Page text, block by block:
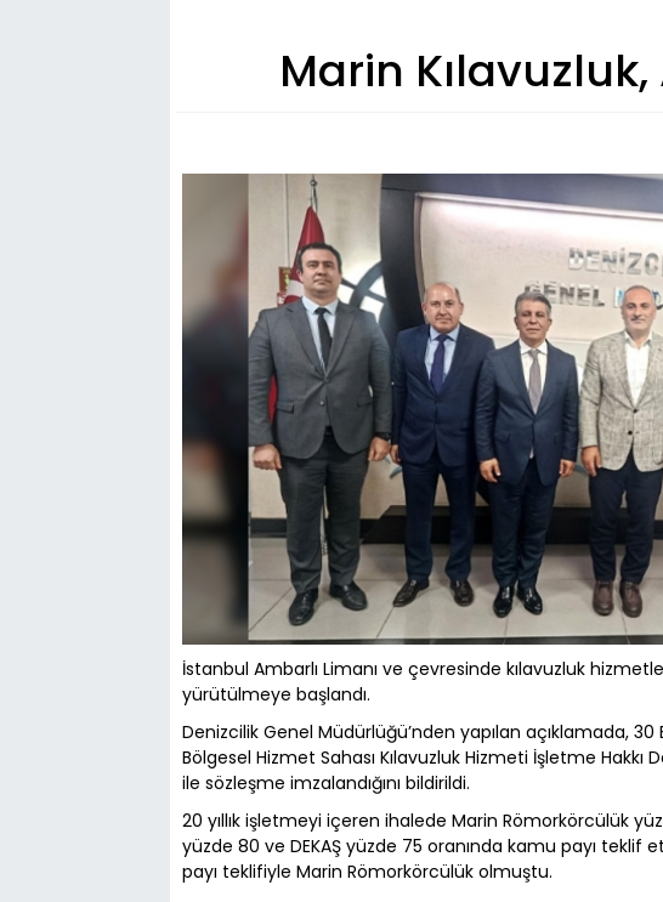
Marin
İstanbul Ambarlı Limanı ve çevresinde kılavuzluk
yürütülmeye başlandı.
Denizcilik Genel Müdürlüğü’nden yapılan açıklamada, 30
Bölgesel Hizmet Sahası Kılavuzluk Hizmeti İşletme Hakkı
ile sözleşme imzalandığını bildirildi.
20 yıllık işletmeyi içeren ihalede Marin Römorkörcülük
yüzde 80 ve DEKAŞ yüzde 75 oranında kamu payı teklif
payı teklifiyle Marin Römorkörcülük olmuştu.